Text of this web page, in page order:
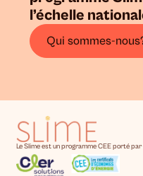
l’échelle
Qui sommes-
Le Slime est un programme CEE porté